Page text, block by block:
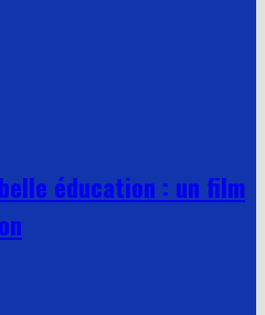
éducation : un film